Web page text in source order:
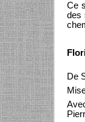
Ce
des
De